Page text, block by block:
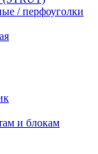
/ перфоуголки
и блокам